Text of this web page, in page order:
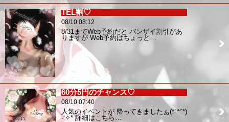
TEL割♡
08/10 08:12
8/31までWeb予約だと バンザイ割引があ
りますが Web予約はちょっと…
60分5円のチャンス♡
08/10 07:40
人気のイベントが 帰ってきましたぁ(*˙꒳˙*)
‧⁺✧︎* 詳細はこちら…